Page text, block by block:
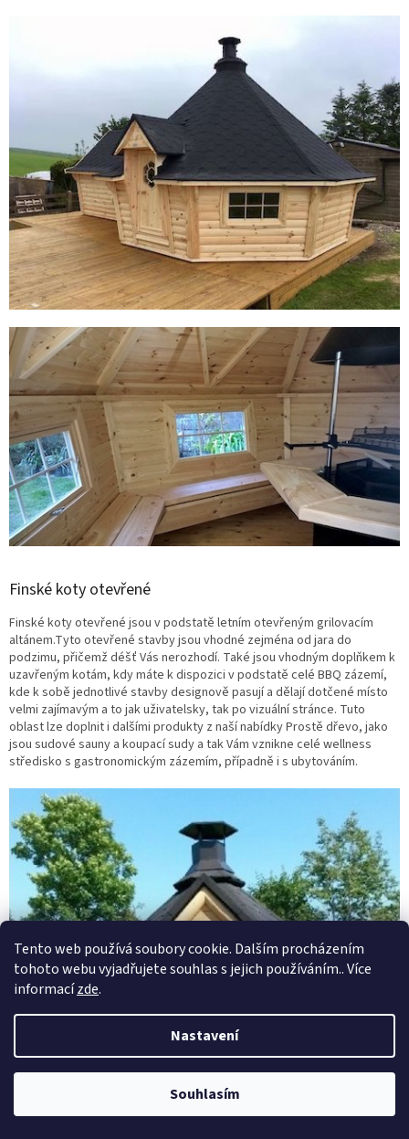
Tento web používá soubory cookie. Dalším procházením
tohoto webu vyjadřujete souhlas s jejich používáním.. Více
informacízde.
Nastavení
Souhlasím
Finské koty otevřené
Finské koty otevřené jsou v podstatě letním otevřeným grilovacím
altánem.Tyto otevřené stavby jsou vhodné zejména od jara do
podzimu, přičemž déšť Vás nerozhodí. Také jsou vhodným doplňkem k
uzavřeným kotám, kdy máte k dispozici v podstatě celé BBQ zázemí,
kde k sobě jednotlivé stavby designově pasují a dělají dotčené místo
velmi zajímavým a to jak uživatelsky, tak po vizuální stránce. Tuto
oblast lze doplnit i dalšími produkty z naší nabídky Prostě dřevo, jako
jsou sudové sauny a koupací sudy a tak Vám vznikne celé wellness
středisko s gastronomickým zázemím, případně i s ubytováním.